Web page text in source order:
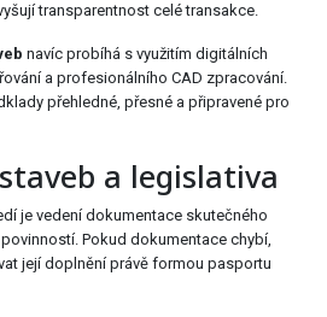
transparentnost celé transakce.
navíc probíhá s využitím digitálních
a profesionálního CAD zpracování.
přehledné, přesné a připravené pro
a legislativa
je vedení dokumentace skutečného
Pokud dokumentace chybí,
její doplnění právě formou pasportu